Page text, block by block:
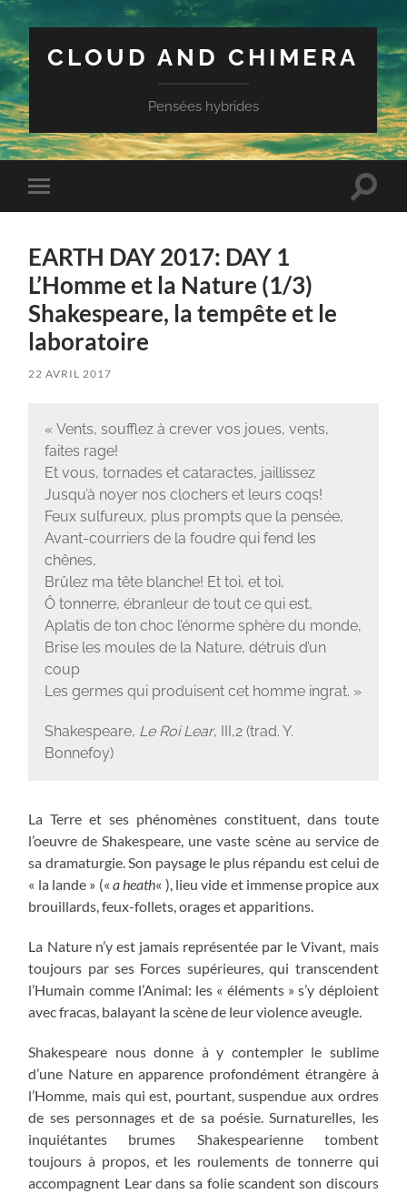
CLOUD AND CHIMERA
Pensées hybrides
Toggle
mobile
Toggle
EARTH DAY 2017: DAY 1
L’Homme et la Nature (1/3)
Shakespeare, la tempête et le
laboratoire
22 AVRIL 2017
« Vents, soufflez à crever vos joues, vents,
faites rage!
Et vous, tornades et cataractes, jaillissez
Jusqu’à noyer nos clochers et leurs coqs!
Feux sulfureux, plus prompts que la pensée,
Avant-courriers de la foudre qui fend les
chênes,
Brûlez ma tête blanche! Et toi, et toi,
Ô tonnerre, ébranleur de tout ce qui est,
Aplatis de ton choc l’énorme sphère du monde,
Brise les moules de la Nature, détruis d’un
coup
Les germes qui produisent cet homme ingrat. »
Shakespeare, Le Roi Lear, III,2 (trad. Y.
Bonnefoy)
La Terre et ses phénomènes constituent, dans toute
l’oeuvre de Shakespeare, une vaste scène au service de
sa dramaturgie. Son paysage le plus répandu est celui de
« la lande » (« a heath« ), lieu vide et immense propice aux
brouillards, feux-follets, orages et apparitions.
La Nature n’y est jamais représentée par le Vivant, mais
toujours par ses Forces supérieures, qui transcendent
l’Humain comme l’Animal: les « éléments » s’y déploient
avec fracas, balayant la scène de leur violence aveugle.
Shakespeare nous donne à y contempler le sublime
d’une Nature en apparence profondément étrangère à
l’Homme, mais qui est, pourtant, suspendue aux ordres
de ses personnages et de sa poésie. Surnaturelles, les
inquiétantes brumes Shakespearienne tombent
toujours à propos, et les roulements de tonnerre qui
accompagnent Lear dans sa folie scandent son discours